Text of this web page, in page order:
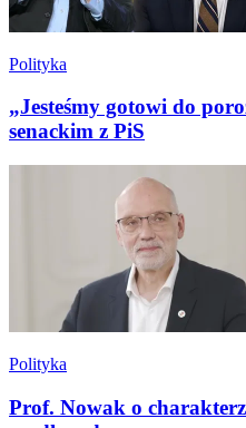
Polityka
„Jesteśmy gotowi do
senackim z PiS
Polityka
Prof. Nowak o